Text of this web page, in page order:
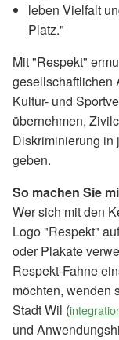
leben Vielfalt
Platz."
Mit "Respekt"
gesellschaftlichen
Kultur- und
übernehmen,
Diskriminierung in
geben.
So machen Sie
Wer sich mit den
Logo "Respekt"
oder Plakate
Respekt-Fahne
möchten, wenden
Stadt Wil (
und